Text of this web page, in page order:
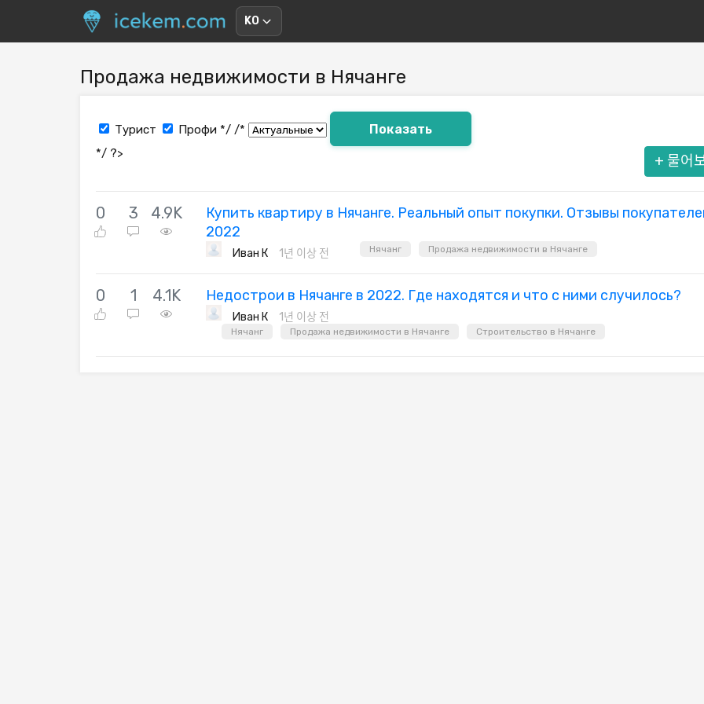
KO
Продажа недвижимости в Нячанге
Турист Профи */ /*
*/ ?>
+ 물어
0 3 4.9K
Купить квартиру в Нячанге. Реальный опыт покупки. Отзывы
2022
Иван К 1년 이상 전 Нячанг Продажа недвижимости в Нячанге
0 1 4.1K Недострои в Нячанге в 2022. Где находятся и что с ними случилось?
Иван К 1년 이상 전
Нячанг Продажа недвижимости в Нячанге Строительство в Нячанге